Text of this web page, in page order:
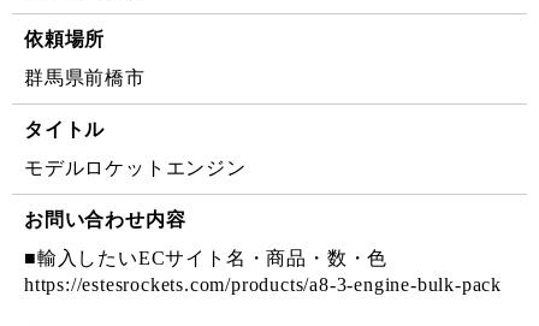
依頼場所
群馬県前橋市
タイトル
モデルロケットエンジン
お問い合わせ内容
■輸入したいECサイト名・商品・数・色
https://estesrockets.com/products/a8-3-engine-bulk-pack